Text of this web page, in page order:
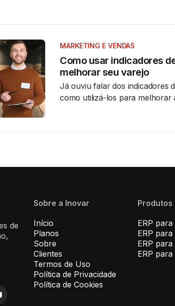
MARKETING E VENDAS
Como usar indicadores
melhorar seu varejo
Já ouviu falar dos indicadores
como utilizá-los para melhorar
de
Sobre a Inovar
Início
Planos
Sobre
Clientes
Termos de Uso
Política de Privacidade
Política de Cookies
Produtos
ERP
ERP para
ERP para
ERP